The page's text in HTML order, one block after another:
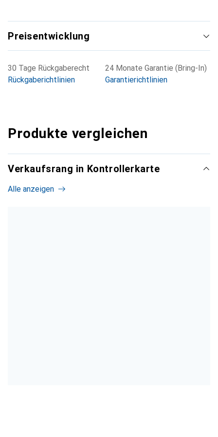
Preisentwicklung
30 Tage Rückgaberecht
Rückgaberichtlinien
24 Monate Garantie (Bring-In)
Garantierichtlinien
Produkte vergleichen
Verkaufsrang in Kontrollerkarte
Alle anzeigen